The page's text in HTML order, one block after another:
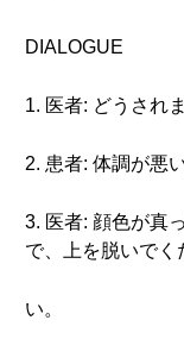
DIALOGUE
1. 医者: どうされ
2. 患者: 体調が悪
3. 医者: 顔色が真
で、上を脱いでく
い。